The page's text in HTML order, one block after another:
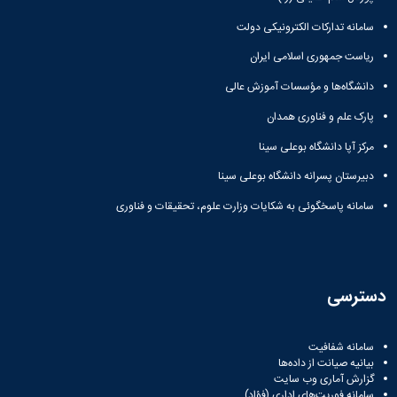
معظم
رهبری
تماس
دانشگاه
عمومی
آدرس
شماره
تلفن‌ها
کارکنان
سایر
تقویم
آموزشی
اخلاق
آموزش
دانش‌آموختگان
آزمایشگاه
باستان
آزمایشگاه
هوش
ربات
و
بینایی
آزمایشگاه
ژئوماتیک
کتابخانه
پایان
و
رساله
علم
حسابداری
صنایع
غذایی
مجتمع
آموزش
عالی
فاطمیه
نهاوند
(ویژه
زمین
چمن
ورزشی
تفریحی-
سیاحتی
باغ
موزه
تاریخ
طبیعی
(محمد)
سامانه تدارکات الکترونیکی دولت
ریاست جمهوری اسلامی ایران
دانشگاه‌ها و مؤسسات آموزش عالی
پارک علم و فناوری همدان
مرکز آپا دانشگاه بوعلی سینا
دبیرستان پسرانه دانشگاه بوعلی سینا
سامانه پاسخگوئی به شکایات وزارت علوم، تحقیقات و فناوری
دسترسی
سامانه شفافیت
بیانیه صیانت از داده‌ها
گزارش آماری وب‌ سایت